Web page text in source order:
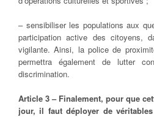
– sensibiliser les populations aux
participation active des citoyens,
vigilante. Ainsi, la police de
permettra également de lutter
discrimination.
Article 3 – Finalement, pour que
jour, il faut déployer de